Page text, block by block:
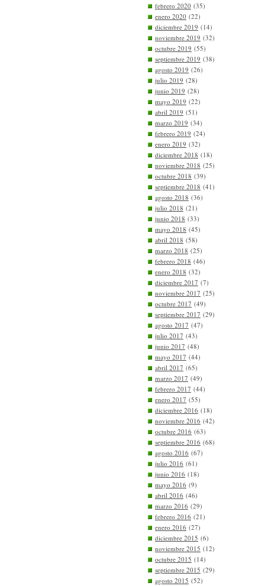
febrero 2020 (35)
enero 2020 (22)
diciembre 2019 (14)
noviembre 2019 (32)
octubre 2019 (55)
septiembre 2019 (38)
agosto 2019 (26)
julio 2019 (28)
junio 2019 (28)
mayo 2019 (22)
abril 2019 (51)
marzo 2019 (34)
febrero 2019 (24)
enero 2019 (32)
diciembre 2018 (18)
noviembre 2018 (25)
octubre 2018 (39)
septiembre 2018 (41)
agosto 2018 (36)
julio 2018 (21)
junio 2018 (33)
mayo 2018 (45)
abril 2018 (58)
marzo 2018 (25)
febrero 2018 (46)
enero 2018 (32)
diciembre 2017 (7)
noviembre 2017 (25)
octubre 2017 (49)
septiembre 2017 (29)
agosto 2017 (47)
julio 2017 (43)
junio 2017 (48)
mayo 2017 (44)
abril 2017 (65)
marzo 2017 (49)
febrero 2017 (44)
enero 2017 (55)
diciembre 2016 (18)
noviembre 2016 (42)
octubre 2016 (63)
septiembre 2016 (68)
agosto 2016 (67)
julio 2016 (61)
junio 2016 (18)
mayo 2016 (9)
abril 2016 (46)
marzo 2016 (29)
febrero 2016 (21)
enero 2016 (27)
diciembre 2015 (6)
noviembre 2015 (12)
octubre 2015 (14)
septiembre 2015 (29)
agosto 2015 (52)